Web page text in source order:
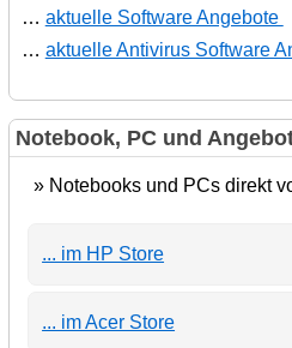
… aktuelle Software Angebote
… aktuelle Antivirus Software
Notebook, PC und
» Notebooks und PCs direkt
... im HP Store
... im Acer Store